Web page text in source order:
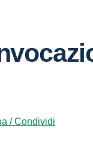
/ Condividi